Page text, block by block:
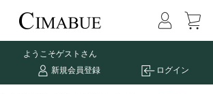
ようこそゲストさん
新規会員登録 ログイン